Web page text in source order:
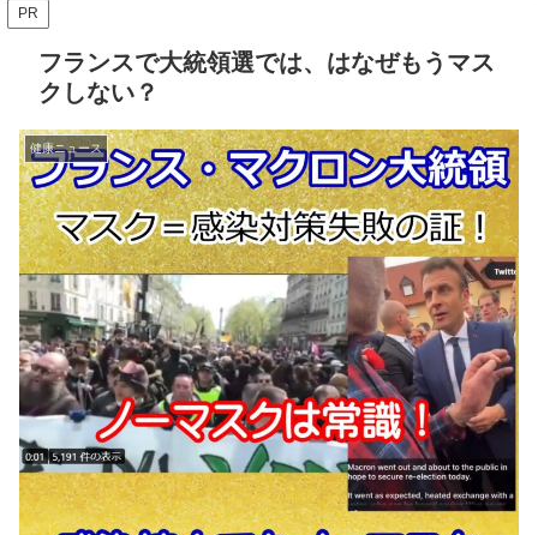
PR
フランスで大統領選では、はなぜもうマス
クしない？
健康ニュース